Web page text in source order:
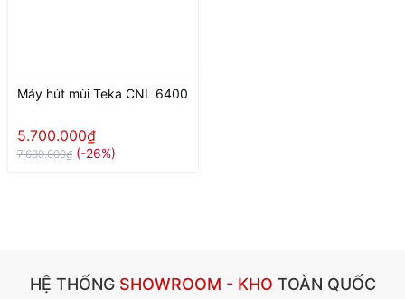
Máy hút mùi Teka CNL 6400
5.700.000₫
7.689.000₫ (-26%)
HỆ THỐNGSHOWROOM - KHO TOÀN QUỐC